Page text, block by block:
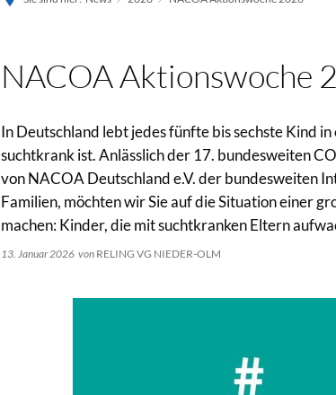
NACOA Aktionswoche
In Deutschland lebt jedes fünfte bis sechste Kind
suchtkrank ist. Anlässlich der 17. bundesweiten
von NACOA Deutschland e.V. der bundesweiten
Familien, möchten wir Sie auf die Situation einer
machen: Kinder, die mit suchtkranken Eltern
13. Januar 2026 von RELING VG NIEDER-OLM